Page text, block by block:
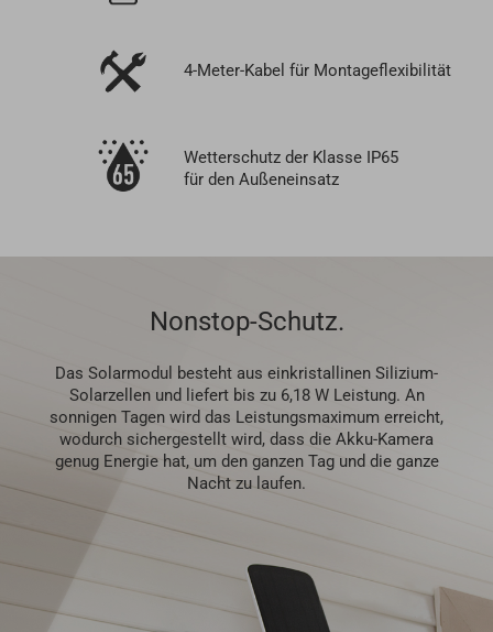
4-Meter-Kabel für Montageflexibilität
Wetterschutz der Klasse IP65
für den Außeneinsatz
Nonstop-Schutz.
Das Solarmodul besteht aus einkristallinen Silizium-
Solarzellen und liefert bis zu 6,18 W Leistung. An
sonnigen Tagen wird das Leistungsmaximum erreicht,
wodurch sichergestellt wird, dass die Akku-Kamera
genug Energie hat, um den ganzen Tag und die ganze
Nacht zu laufen.